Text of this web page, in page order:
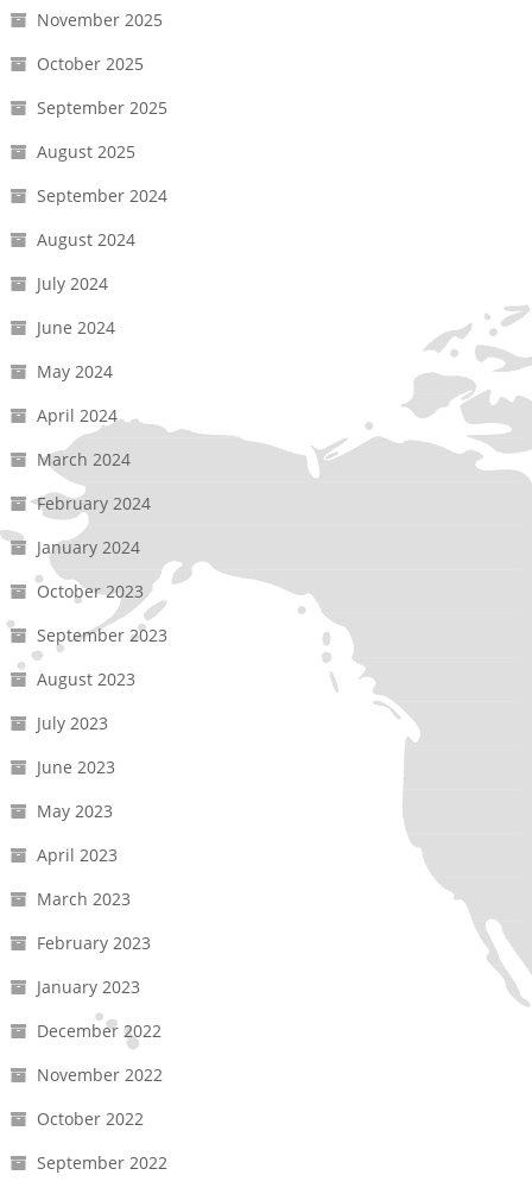
November 2025
October 2025
September 2025
August 2025
September 2024
August 2024
July 2024
June 2024
May 2024
April 2024
March 2024
February 2024
January 2024
October 2023
September 2023
August 2023
July 2023
June 2023
May 2023
April 2023
March 2023
February 2023
January 2023
December 2022
November 2022
October 2022
September 2022